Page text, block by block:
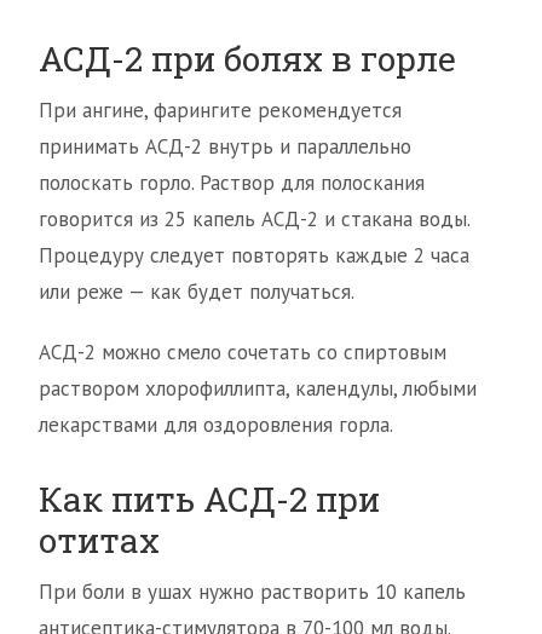
АСД-2 при болях в горле
При ангине, фарингите рекомендуется
принимать АСД-2 внутрь и параллельно
полоскать горло. Раствор для полоскания
говорится из 25 капель АСД-2 и стакана воды.
Процедуру следует повторять каждые 2 часа
или реже — как будет получаться.
АСД-2 можно смело сочетать со спиртовым
раствором хлорофиллипта, календулы, любыми
лекарствами для оздоровления горла.
Как пить АСД-2 при
отитах
При боли в ушах нужно растворить 10 капель
антисептика-стимулятора в 70-100 мл воды.